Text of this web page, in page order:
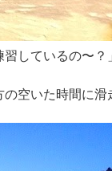
しているの〜？」
空いた時間に